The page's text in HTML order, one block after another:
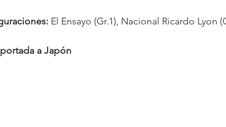
El Ensayo (Gr.1), Nacional Ricardo Lyon
a Japón